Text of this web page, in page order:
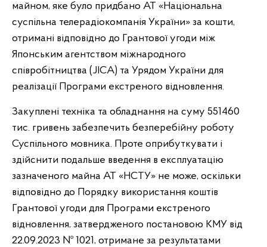
майном, яке було придбано АТ «Національна
суспільна телерадіокомпанія України» за кошти,
отримані відповідно до Грантової угоди між
Японським агентством міжнародного
співробітництва (JICA) та Урядом України для
реалізації Програми екстреного відновлення.
Закуплені техніка та обладнання на суму 551460
тис. гривень забезпечить безперебійну роботу
Суспільного мовника. Проте оприбуткувати і
здійснити подальше введення в експлуатацію
зазначеного майна АТ «НСТУ» не може, оскільки
відповідно до Порядку використання коштів
Грантової угоди для Програми екстреного
відновлення, затвердженого постановою КМУ від
22.09.2023 № 1021, отримане за результатами